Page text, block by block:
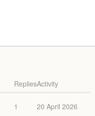
RepliesActivity
1 20 April 2026